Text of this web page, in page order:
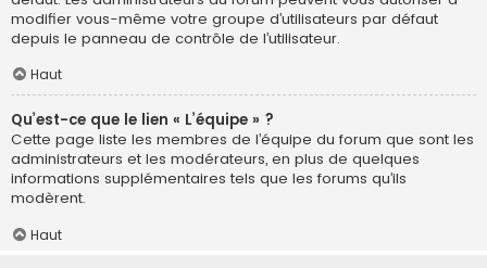
modifier vous-même votre groupe d’utilisateurs par défaut
depuis le panneau de contrôle de l’utilisateur.
Haut
Qu’est-ce que le lien « L’équipe » ?
Cette page liste les membres de l’équipe du forum que sont les
administrateurs et les modérateurs, en plus de quelques
informations supplémentaires tels que les forums qu’ils
modèrent.
Haut